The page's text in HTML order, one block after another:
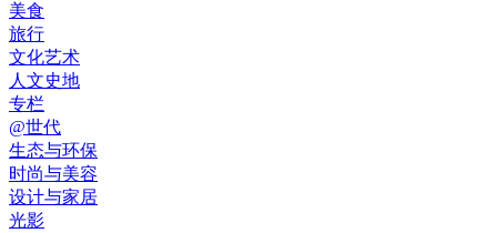
美食
旅行
文化艺术
人文史地
专栏
@世代
生态与环保
时尚与美容
设计与家居
光影